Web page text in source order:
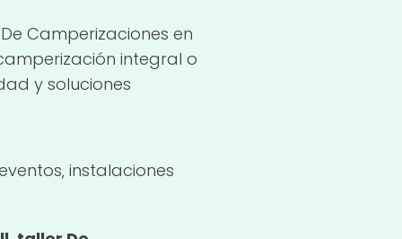
Camperizaciones en
integral o
y soluciones
instalaciones